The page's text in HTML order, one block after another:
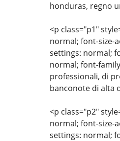
honduras, regno
<p class="p1"
normal; font-size-
settings: normal;
normal; font-
professionali, di
banconote di alta
<p class="p2"
normal; font-size-
settings: normal;